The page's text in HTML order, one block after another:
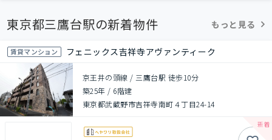
東京都三鷹台駅の新着物件 もっと見る
賃貸マンション フェニックス吉祥寺アヴァンティーク
京王井の頭線 / 三鷹台駅 徒歩10分
築25年 / 6階建
東京都武蔵野市吉祥寺南町４丁目24-14